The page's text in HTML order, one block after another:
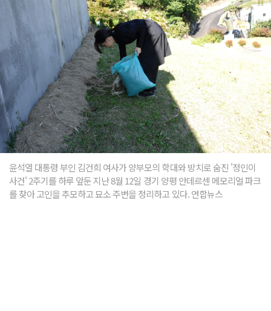
윤석열 대통령 부인 김건희 여사가 양부모의 학대와 방치로 숨진 '정인이
사건' 2주기를 하루 앞둔 지난 8월 12일 경기 양평 안데르센 메모리얼 파크
를 찾아 고인을 추모하고 묘소 주변을 정리하고 있다. 연합뉴스